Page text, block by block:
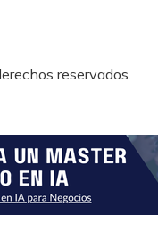
reservados.